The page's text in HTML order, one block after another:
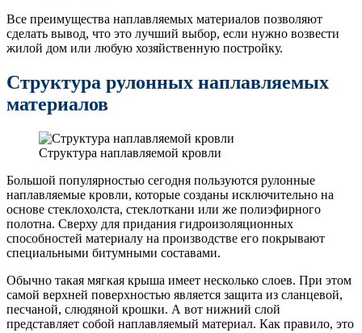
Все преимущества наплавляемых материалов позволяют
сделать вывод, что это лучший выбор, если нужно возвести
жилой дом или любую хозяйственную постройку.
Структура рулонных наплавляемых
материалов
Структура наплавляемой кровли
Большой популярностью сегодня пользуются рулонные
наплавляемые кровли, которые созданы исключительно на
основе стеклохолста, стеклоткани или же полиэфирного
полотна. Сверху для придания гидроизоляционных
способностей материалу на производстве его покрывают
специальными битумными составами.
Обычно такая мягкая крыша имеет несколько слоев. При этом
самой верхней поверхностью является защита из сланцевой,
песчаной, слюдяной крошки. А вот нижний слой
представляет собой наплавляемый материал. Как правило, это